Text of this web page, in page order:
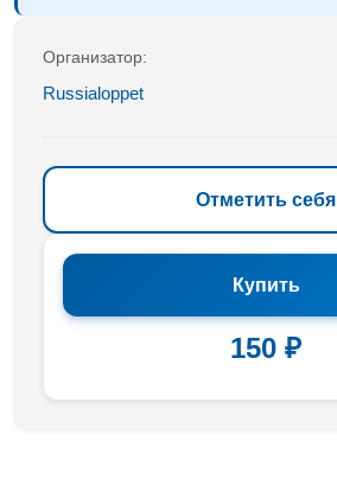
Организатор:
Russialoppet
Отметить себя
Купить
150 ₽